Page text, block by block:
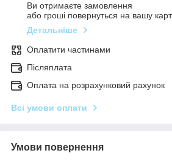
Ви отримаєте замовлення
або гроші повернуться на вашу
Детальніше
Оплатити частинами
Післяплата
Оплата на розрахунковий рахунок
Всі умови оплати
Умови повернення